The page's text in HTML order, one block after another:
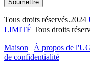
Soumettre
Tous droits réservés.2024
LIMITÉ Tous droits
Maison | À propos de
de confidentialité